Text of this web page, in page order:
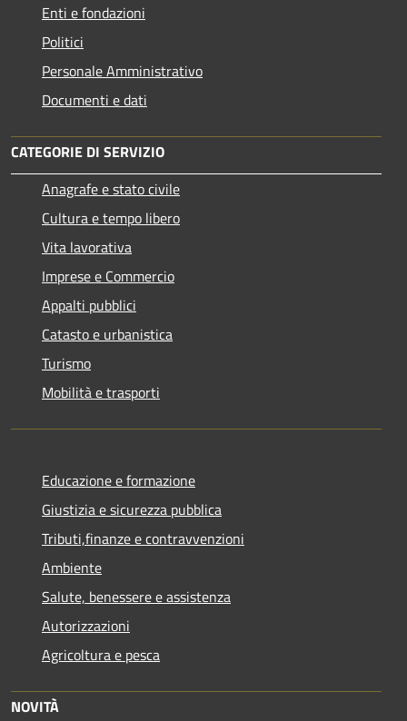
Enti e fondazioni
Politici
Personale Amministrativo
Documenti e dati
CATEGORIE DI SERVIZIO
Anagrafe e stato civile
Cultura e tempo libero
Vita lavorativa
Imprese e Commercio
Appalti pubblici
Catasto e urbanistica
Turismo
Mobilità e trasporti
Educazione e formazione
Giustizia e sicurezza pubblica
Tributi,finanze e contravvenzioni
Ambiente
Salute, benessere e assistenza
Autorizzazioni
Agricoltura e pesca
NOVITÀ